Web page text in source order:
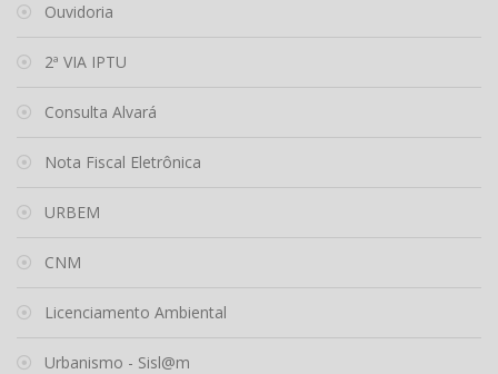
Ouvidoria
2ª VIA IPTU
Consulta Alvará
Nota Fiscal Eletrônica
URBEM
CNM
Licenciamento Ambiental
Urbanismo - Sisl@m